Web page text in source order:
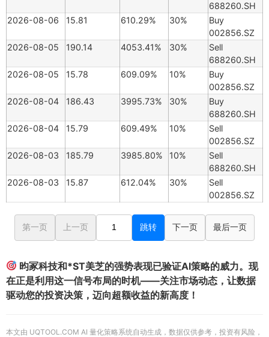
688260.SH
2026-08-06
15.81 610.29% 30%
Buy
002856.SZ
2026-08-05
190.14 4053.41% 30%
Sell
688260.SH
2026-08-05
15.78 609.09% 10%
Buy
002856.SZ
2026-08-04
186.43 3995.73% 30%
Buy
688260.SH
2026-08-04
15.79 609.49% 10%
Sell
002856.SZ
2026-08-03
185.79 3985.80% 10%
Sell
688260.SH
2026-08-03
15.87 612.04% 30%
Sell
002856.SZ
第一页 上一页 跳转 下一页 最后一页
昀冢科技和*ST美芝的强势表现已验证AI策略的威力。现
在正是利用这一信号布局的时机——关注市场动态，让数据
驱动您的投资决策，迈向超额收益的新高度！
本文由 UQTOOL.COM AI 量化策略系统自动生成，数据仅供参考，投资有风险，